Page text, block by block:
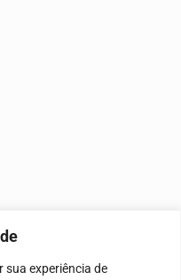
sua experiência de